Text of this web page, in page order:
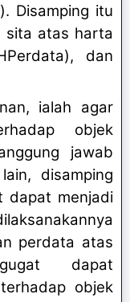
Disamping itu
sita atas harta
dan
ialah agar
objek
jawab
disamping
dapat menjadi
perdata atas
dapat
objek